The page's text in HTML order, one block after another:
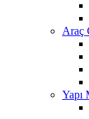
Araç
Yapı